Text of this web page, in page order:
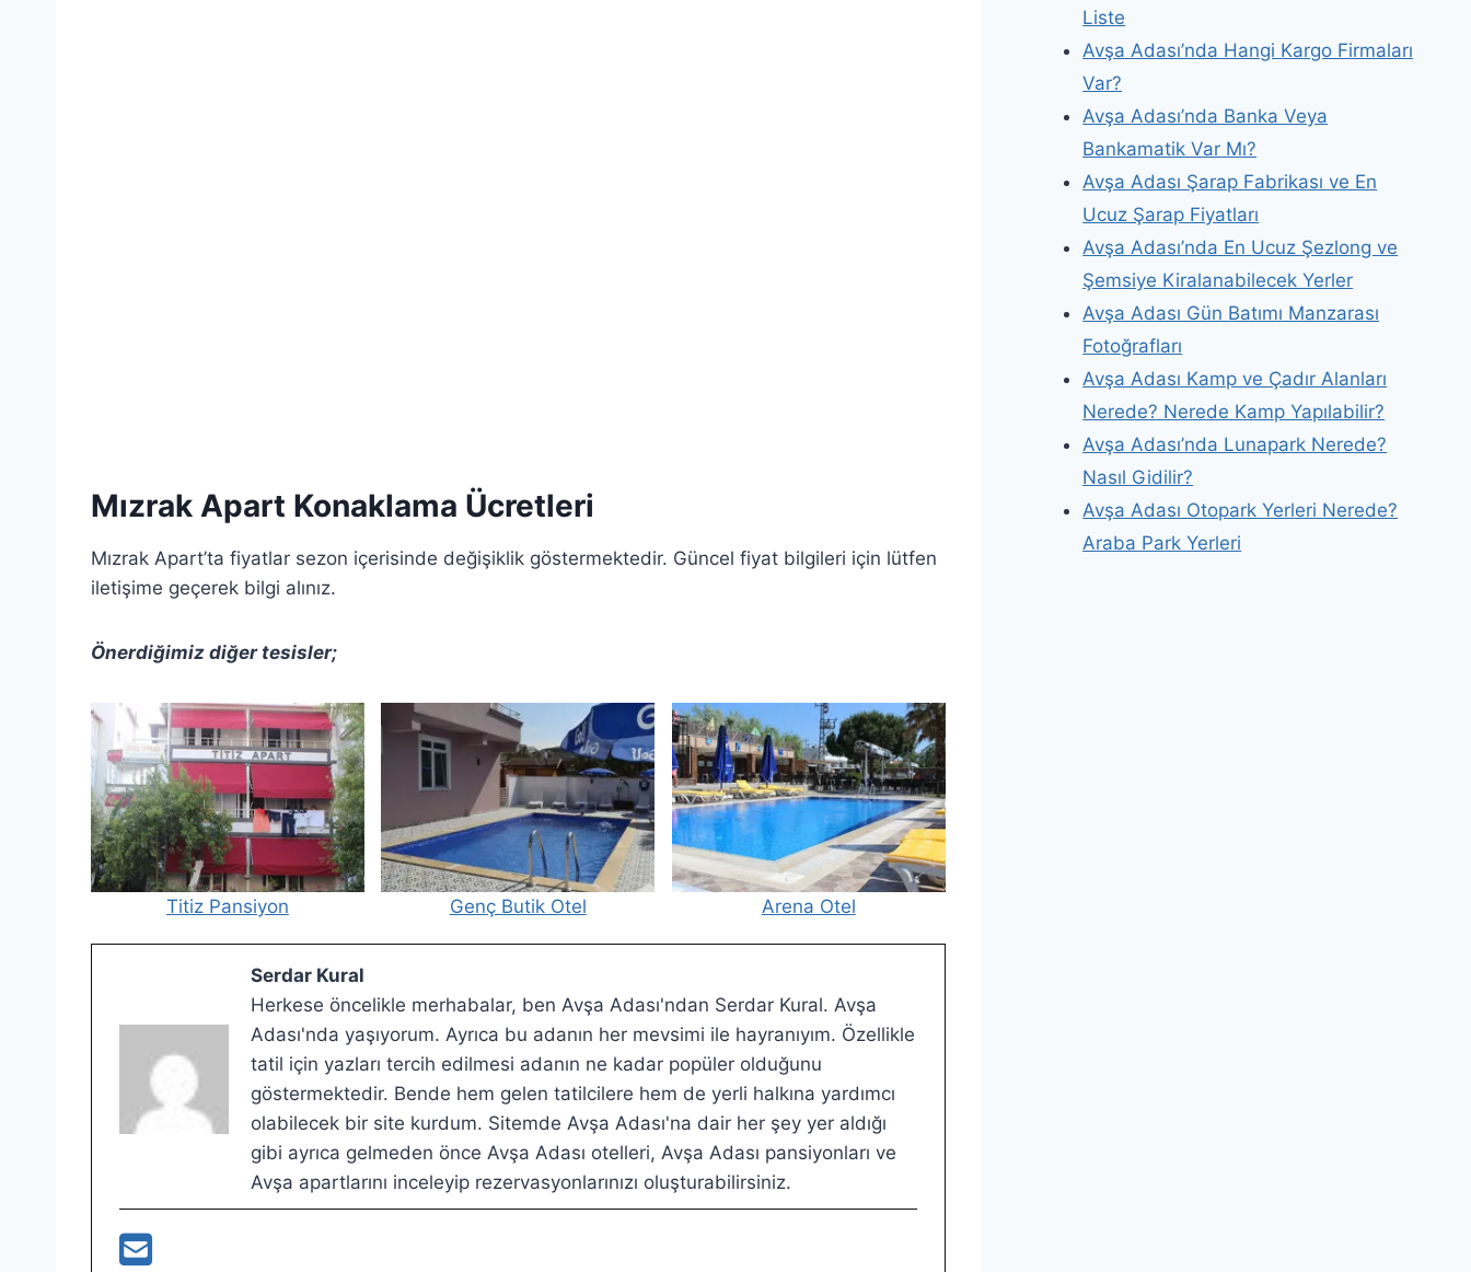
Mızrak Apart Konaklama Ücretleri
Mızrak Apart’ta fiyatlar sezon içerisinde değişiklik göstermektedir. Güncel fiyat bilgileri için lütfen
iletişime geçerek bilgi alınız.
Önerdiğimiz diğer tesisler;
Titiz Pansiyon Genç Butik Otel Arena Otel
Serdar Kural
Herkese öncelikle merhabalar, ben Avşa Adası'ndan Serdar Kural. Avşa
Adası'nda yaşıyorum. Ayrıca bu adanın her mevsimi ile hayranıyım. Özellikle
tatil için yazları tercih edilmesi adanın ne kadar popüler olduğunu
göstermektedir. Bende hem gelen tatilcilere hem de yerli halkına yardımcı
olabilecek bir site kurdum. Sitemde Avşa Adası'na dair her şey yer aldığı
gibi ayrıca gelmeden önce Avşa Adası otelleri, Avşa Adası pansiyonları ve
Avşa apartlarını inceleyip rezervasyonlarınızı oluşturabilirsiniz.
Liste
Avşa Adası’nda Hangi Kargo Firmaları
Var?
Avşa Adası’nda Banka Veya
Bankamatik Var Mı?
Avşa Adası Şarap Fabrikası ve En
Ucuz Şarap Fiyatları
Avşa Adası’nda En Ucuz Şezlong ve
Şemsiye Kiralanabilecek Yerler
Avşa Adası Gün Batımı Manzarası
Fotoğrafları
Avşa Adası Kamp ve Çadır Alanları
Nerede? Nerede Kamp Yapılabilir?
Avşa Adası’nda Lunapark Nerede?
Nasıl Gidilir?
Avşa Adası Otopark Yerleri Nerede?
Araba Park Yerleri